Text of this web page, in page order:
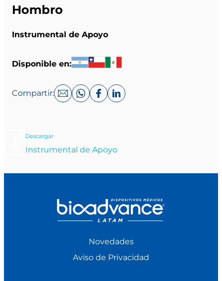
Hombro
Instrumental de Apoyo
Disponible en:
Compartir:
Descargar
Instrumental de Apoyo
Novedades
Aviso de Privacidad